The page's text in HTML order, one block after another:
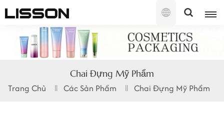
Tiếng
English
français
Chai Đựng Mỹ Phẩm
Trang Chủ Các Sản Phẩm Chai Đựng Mỹ Phẩm